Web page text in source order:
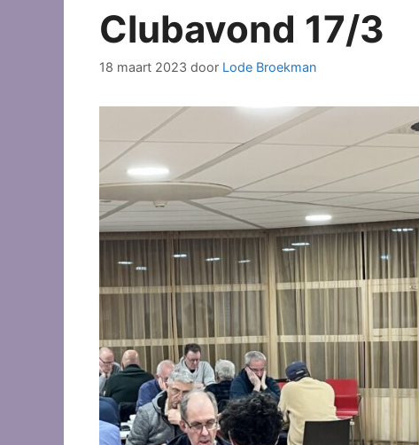
Clubavond 17/3
18 maart 2023 door Lode Broekman